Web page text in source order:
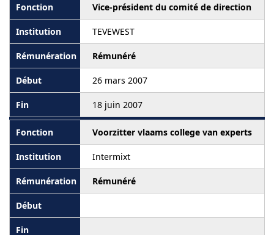
Vice-président du comité de direction
TEVEWEST
Rémunéré
26 mars 2007
18 juin 2007
Voorzitter vlaams college van experts
Intermixt
Rémunéré